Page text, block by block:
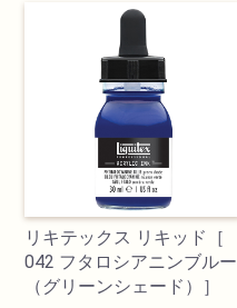
リキテックス リキッド［
042 フタロシアニンブルー
（グリーンシェード）］